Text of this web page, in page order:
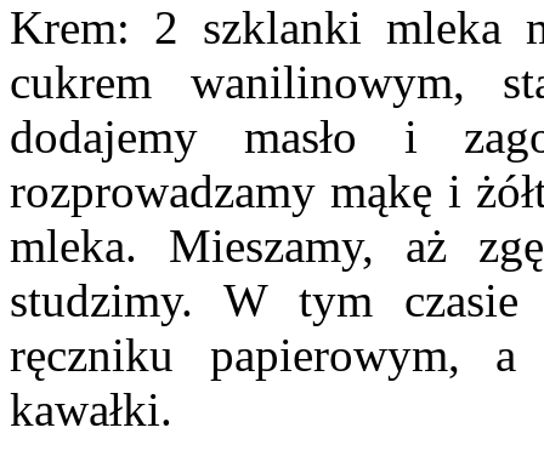
Krem: 2 szklanki mleka
cukrem wanilinowym,
dodajemy masło i
rozprowadzamy mąkę i
mleka. Mieszamy, aż
studzimy. W tym
ręczniku papierowym,
kawałki.